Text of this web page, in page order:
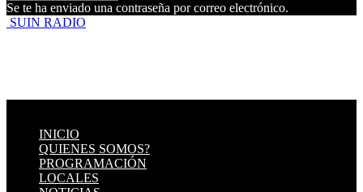
Se te ha enviado una contraseña por correo electrónico.
SUIN RADIO
INICIO
QUIENES SOMOS?
PROGRAMACIÓN
LOCALES